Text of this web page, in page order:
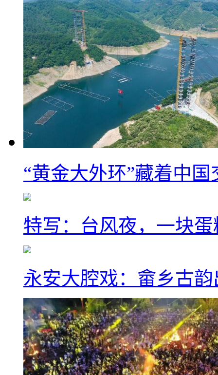
“黄金大外环”藏着中
特写：台风夜，一块
永安大腔戏：畲乡古